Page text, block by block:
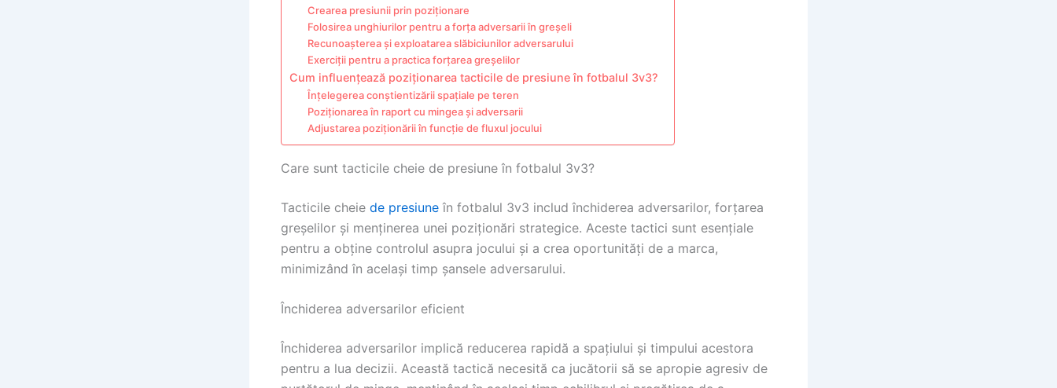
Crearea presiunii prin poziționare
Folosirea unghiurilor pentru a forța adversarii în greșeli
Recunoașterea și exploatarea slăbiciunilor adversarului
Exerciții pentru a practica forțarea greșelilor
Cum influențează poziționarea tacticile de presiune în fotbalul 3v3?
Înțelegerea conștientizării spațiale pe teren
Poziționarea în raport cu mingea și adversarii
Adjustarea poziționării în funcție de fluxul jocului
Care sunt tacticile cheie de presiune în fotbalul 3v3?
Tacticile cheie de presiune în fotbalul 3v3 includ închiderea adversarilor, forțarea
greșelilor și menținerea unei poziționări strategice. Aceste tactici sunt esențiale
pentru a obține controlul asupra jocului și a crea oportunități de a marca,
minimizând în același timp șansele adversarului.
Închiderea adversarilor eficient
Închiderea adversarilor implică reducerea rapidă a spațiului și timpului acestora
pentru a lua decizii. Această tactică necesită ca jucătorii să se apropie agresiv de